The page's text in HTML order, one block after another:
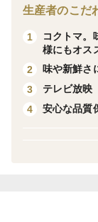
✅おいしいト
がある
⭐️ありがとまと
1.おやつ
生産者のこだ
1
コクトマ。
様にもオス
2
味や新鮮さ
3
テレビ放映
4
安心な品質